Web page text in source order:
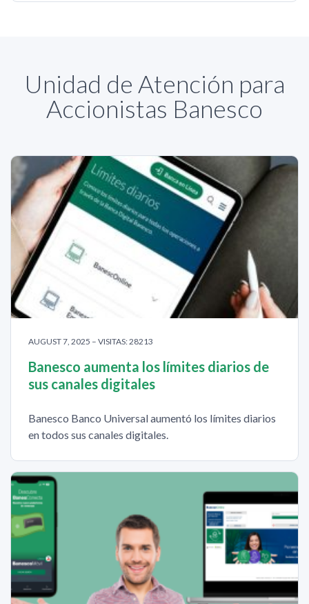
Unidad de Atención para
Accionistas Banesco
AUGUST 7, 2025 – VISITAS: 28213
Banesco aumenta los límites diarios de
sus canales digitales
Banesco Banco Universal aumentó los límites diarios
en todos sus canales digitales.